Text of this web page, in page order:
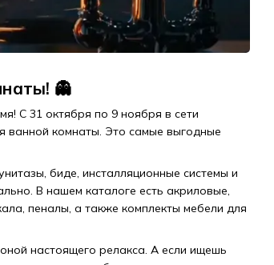
👻
С 31 октября по 9 ноября в сети
ванной комнаты. Это самые выгодные
биде, инсталляционные системы и
В нашем каталоге есть акриловые,
пеналы, а также комплекты мебели для
настоящего релакса. А если ищешь